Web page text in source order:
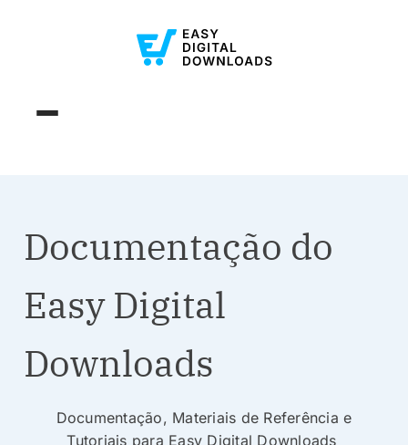
Documentação do
Easy Digital
Downloads
Documentação, Materiais de Referência e
Tutoriais para Easy Digital Downloads